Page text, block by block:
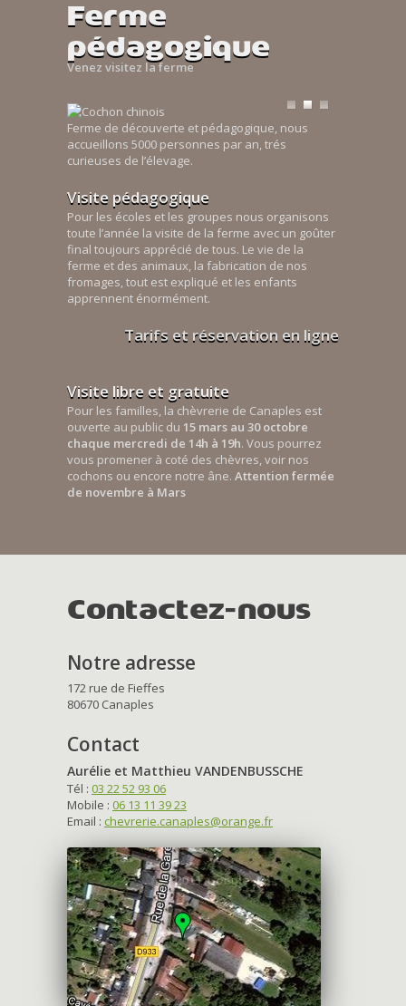
Ferme
pédagogique
Venez visitez la ferme
Ferme de découverte et pédagogique, nous
accueillons 5000 personnes par an, trés
curieuses de l’élevage.
Visite pédagogique
Pour les écoles et les groupes nous organisons
toute l’année la visite de la ferme avec un goûter
final toujours apprécié de tous. Le vie de la
ferme et des animaux, la fabrication de nos
fromages, tout est expliqué et les enfants
apprennent énormément.
Tarifs et réservation en ligne
Visite libre et gratuite
Pour les familles, la chèvrerie de Canaples est
ouverte au public du 15 mars au 30 octobre
chaque mercredi de 14h à 19h. Vous pourrez
vous promener à coté des chèvres, voir nos
cochons ou encore notre âne. Attention fermée
de novembre à Mars
Contactez-nous
Notre adresse
172 rue de Fieffes
80670 Canaples
Contact
Aurélie et Matthieu VANDENBUSSCHE
Tél : 03 22 52 93 06
Mobile : 06 13 11 39 23
Email : chevrerie.canaples@orange.fr